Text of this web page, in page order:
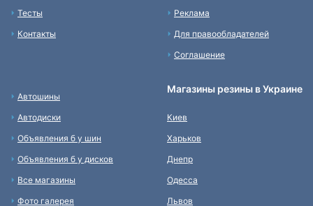
Тесты
Контакты
Реклама
Для правообладателей
Соглашение
Автошины
Автодиски
Объявления б у шин
Объявления б у дисков
Все магазины
Фото галерея
Магазины резины в Украине
Киев
Харьков
Днепр
Одесса
Львов